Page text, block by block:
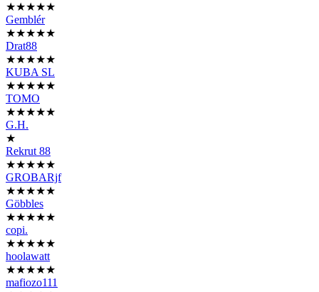
★★★★★
Gemblér
★★★★★
Drat88
★★★★★
KUBA SL
★★★★★
TOMO
★★★★★
G.H.
★
Rekrut 88
★★★★★
GROBARjf
★★★★★
Göbbles
★★★★★
copi.
★★★★★
hoolawatt
★★★★★
mafiozo111